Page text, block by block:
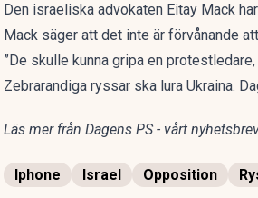
Den israeliska advokaten Eitay Mack
Mack säger att det inte är förvånande
”De skulle kunna gripa en
Zebrarandiga ryssar ska lura Ukraina.
Läs mer från Dagens PS - vårt
Iphone Israel Opposition